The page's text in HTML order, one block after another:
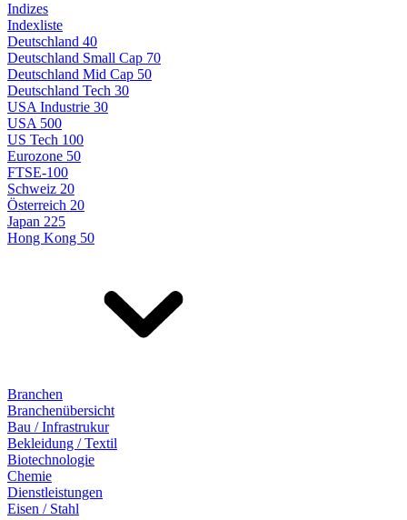
Indizes
Indexliste
Deutschland 40
Deutschland Small Cap 70
Deutschland Mid Cap 50
Deutschland Tech 30
USA Industrie 30
USA 500
US Tech 100
Eurozone 50
FTSE-100
Schweiz 20
Österreich 20
Japan 225
Hong Kong 50
Branchen
Branchenübersicht
Bau / Infrastrukur
Bekleidung / Textil
Biotechnologie
Chemie
Dienstleistungen
Eisen / Stahl